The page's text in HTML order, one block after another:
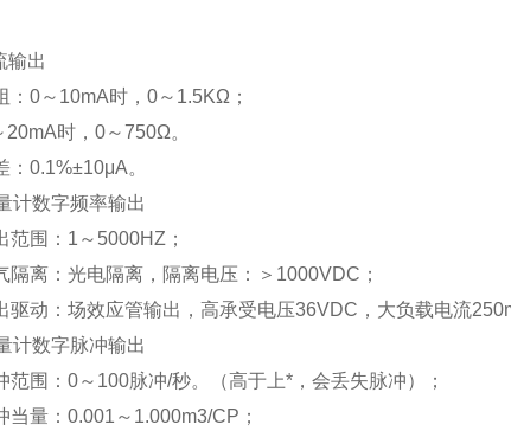
输出
0～10mA时，0～1.5KΩ；
时，0～750Ω。
0.1%±10μA。
计数字频率输出
围：1～5000HZ；
离：光电隔离，隔离电压：＞1000VDC；
动：场效应管输出，高承受电压36VDC，大负载电流
计数字脉冲输出
围：0～100脉冲/秒。（高于上*，会丢失脉冲）；
量：0.001～1.000m3/CP；